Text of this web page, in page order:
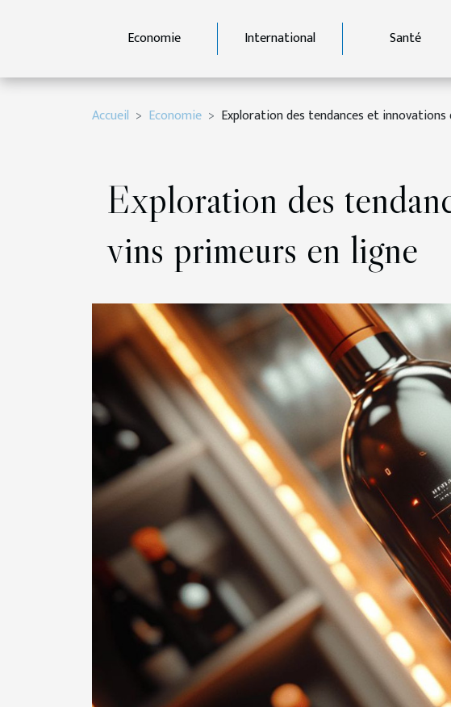
Economie International Santé
Accueil Economie Exploration des tendances et
Exploration des
vins primeurs en ligne